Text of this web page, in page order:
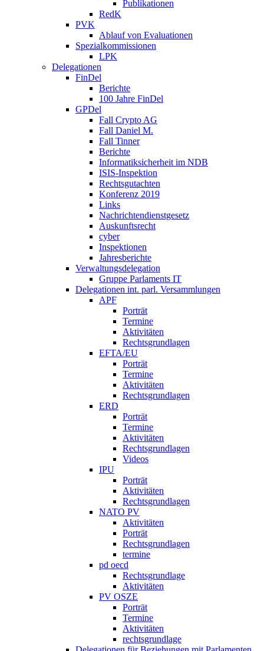
Publikationen
RedK
PVK
Ablauf von Evaluationen
Spezialkommissionen
LPK
Delegationen
FinDel
Berichte
100 Jahre FinDel
GPDel
Fall Crypto AG
Fall Daniel M.
Fall Tinner
Berichte
Informatiksicherheit ­im NDB
ISIS-Inspektion
Rechtsgutachten
Konferenz 2019
Links
Nachrichtendienstgesetz
Auskunftsrecht
cyber
Inspektionen
Jahresberichte
Verwaltungsdelegation
Gruppe Parlaments IT
Delegationen int. parl. Versammlungen
APF
Porträt
Termine
Aktivitäten
Rechtsgrundlagen
EFTA/EU
Porträt
Termine
Aktivitäten
Rechtsgrundlagen
ERD
Porträt
Termine
Aktivitäten
Rechtsgrundlagen
Videos
IPU
Porträt
Aktivitäten
Rechtsgrundlagen
NATO PV
Aktivitäten
Porträt
Rechtsgrundlagen
termine
pd oecd
Rechtsgrundlage
Aktivitäten
PV OSZE
Porträt
Termine
Aktivitäten
rechtsgrundlage